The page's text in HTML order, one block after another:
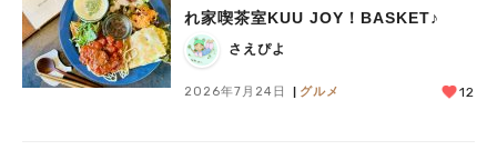
れ家喫茶室KUU JOY！BASKET♪
さえぴよ
2026年7月24日 グルメ 12